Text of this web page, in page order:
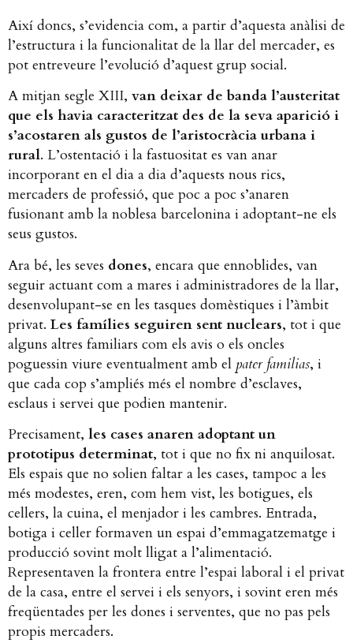
Així doncs, s’evidencia com, a partir d’aquesta anàlisi de
l’estructura i la funcionalitat de la llar del mercader, es
pot entreveure l’evolució d’aquest grup social.
A mitjan segle XIII, van deixar de banda l’austeritat
que els havia caracteritzat des de la seva aparició i
s’acostaren als gustos de l’aristocràcia urbana i
rural. L’ostentació i la fastuositat es van anar
incorporant en el dia a dia d’aquests nous rics,
mercaders de professió, que poc a poc s’anaren
fusionant amb la noblesa barcelonina i adoptant-ne els
seus gustos.
Ara bé, les seves dones, encara que ennoblides, van
seguir actuant com a mares i administradores de la llar,
desenvolupant-se en les tasques domèstiques i l’àmbit
privat. Les famílies seguiren sent nuclears, tot i que
alguns altres familiars com els avis o els oncles
poguessin viure eventualment amb el pater familias, i
que cada cop s’ampliés més el nombre d’esclaves,
esclaus i servei que podien mantenir.
Precisament, les cases anaren adoptant un
prototipus determinat, tot i que no fix ni anquilosat.
Els espais que no solien faltar a les cases, tampoc a les
més modestes, eren, com hem vist, les botigues, els
cellers, la cuina, el menjador i les cambres. Entrada,
botiga i celler formaven un espai d’emmagatzematge i
producció sovint molt lligat a l’alimentació.
Representaven la frontera entre l’espai laboral i el privat
de la casa, entre el servei i els senyors, i sovint eren més
freqüentades per les dones i serventes, que no pas pels
propis mercaders.